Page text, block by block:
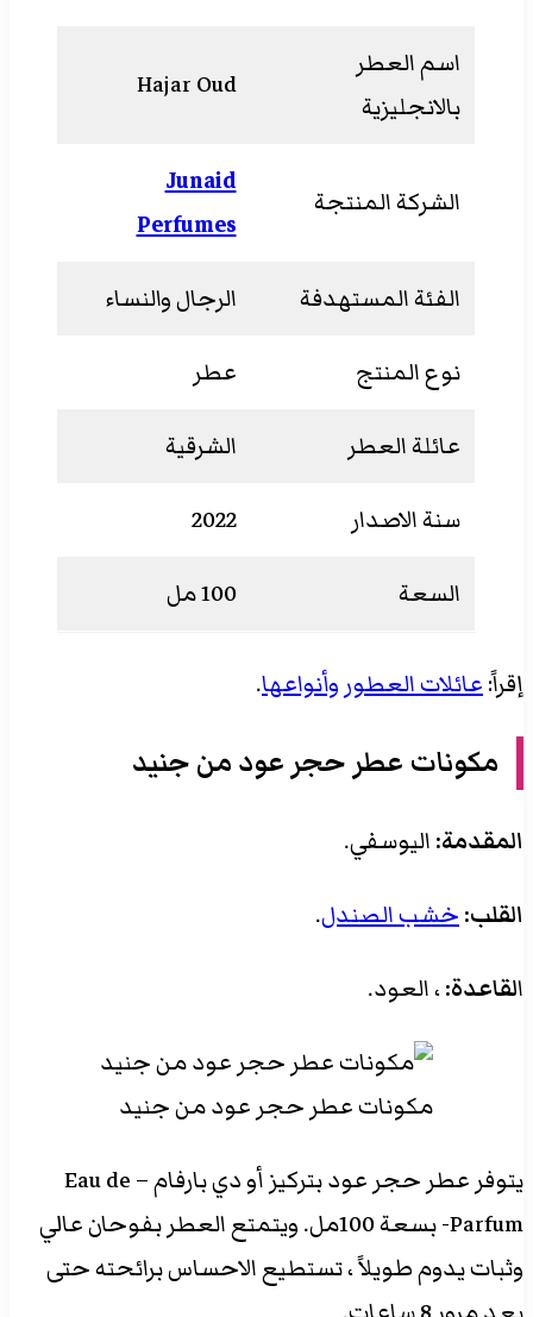
اسم العطر
بالانجليزية
Hajar Oud
الشركة المنتجة
Junaid
Perfumes
الفئة المستهدفة الرجال والنساء
نوع المنتج عطر
عائلة العطر الشرقية
سنة الاصدار 2022
السعة 100 مل
إقراً: عائلات العطور وأنواعها.
مكونات عطر حجر عود من جنيد
المقدمة: اليوسفي.
القلب: خشب الصندل.
القاعدة: ، العود.
مكونات عطر حجر عود من جنيد
يتوفر عطر حجر عود بتركيز أو دي بارفام – Eau de
Parfum- بسعة 100مل. ويتمتع العطر بفوحان عالي
وثبات يدوم طويلاً ، تستطيع الاحساس برائحته حتى